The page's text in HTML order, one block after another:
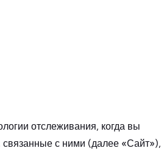
отслеживания, когда вы
с ними (далее «Сайт»),